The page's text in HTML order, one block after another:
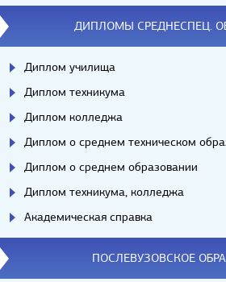
ДИПЛОМЫ СРЕДНЕСПЕЦ.
Диплом училища
Диплом техникума
Диплом колледжа
Диплом о среднем техническом
Диплом о среднем образовании
Диплом техникума, колледжа
Академическая справка
ПОСЛЕВУЗОВСКОЕ